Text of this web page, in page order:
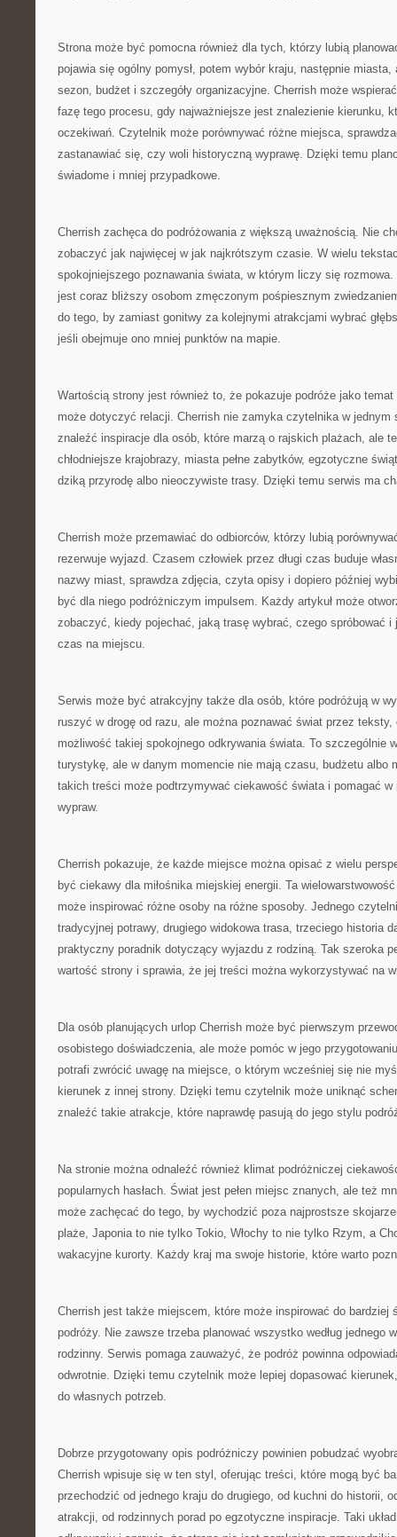
Strona może być pomocna również dla tych, którzy lubią
pojawia się ogólny pomysł, potem wybór kraju, następnie
sezon, budżet i szczegóły organizacyjne. Cherrish może
fazę tego procesu, gdy najważniejsze jest znalezienie kierunku,
oczekiwań. Czytelnik może porównywać różne miejsca,
zastanawiać się, czy woli historyczną wyprawę. Dzięki temu
świadome i mniej przypadkowe.
Cherrish zachęca do podróżowania z większą uważnością. Nie
zobaczyć jak najwięcej w jak najkrótszym czasie. W wielu
spokojniejszego poznawania świata, w którym liczy się rozmowa.
jest coraz bliższy osobom zmęczonym pośpiesznym
do tego, by zamiast gonitwy za kolejnymi atrakcjami wybrać
jeśli obejmuje ono mniej punktów na mapie.
Wartością strony jest również to, że pokazuje podróże jako
może dotyczyć relacji. Cherrish nie zamyka czytelnika w jednym
znaleźć inspiracje dla osób, które marzą o rajskich plażach, ale
chłodniejsze krajobrazy, miasta pełne zabytków, egzotyczne
dziką przyrodę albo nieoczywiste trasy. Dzięki temu serwis ma
Cherrish może przemawiać do odbiorców, którzy lubią
rezerwuje wyjazd. Czasem człowiek przez długi czas buduje
nazwy miast, sprawdza zdjęcia, czyta opisy i dopiero później
być dla niego podróżniczym impulsem. Każdy artykuł może
zobaczyć, kiedy pojechać, jaką trasę wybrać, czego spróbować
czas na miejscu.
Serwis może być atrakcyjny także dla osób, które podróżują w
ruszyć w drogę od razu, ale można poznawać świat przez
możliwość takiej spokojnego odkrywania świata. To szczególnie
turystykę, ale w danym momencie nie mają czasu, budżetu albo
takich treści może podtrzymywać ciekawość świata i pomagać w
wypraw.
Cherrish pokazuje, że każde miejsce można opisać z wielu
być ciekawy dla miłośnika miejskiej energii. Ta
może inspirować różne osoby na różne sposoby. Jednego
tradycyjnej potrawy, drugiego widokowa trasa, trzeciego historia
praktyczny poradnik dotyczący wyjazdu z rodziną. Tak szeroka
wartość strony i sprawia, że jej treści można wykorzystywać na
Dla osób planujących urlop Cherrish może być pierwszym
osobistego doświadczenia, ale może pomóc w jego
potrafi zwrócić uwagę na miejsce, o którym wcześniej się nie
kierunek z innej strony. Dzięki temu czytelnik może uniknąć
znaleźć takie atrakcje, które naprawdę pasują do jego stylu
Na stronie można odnaleźć również klimat podróżniczej
popularnych hasłach. Świat jest pełen miejsc znanych, ale też
może zachęcać do tego, by wychodzić poza najprostsze
plaże, Japonia to nie tylko Tokio, Włochy to nie tylko Rzym, a
wakacyjne kurorty. Każdy kraj ma swoje historie, które warto
Cherrish jest także miejscem, które może inspirować do bardziej
podróży. Nie zawsze trzeba planować wszystko według jednego
rodzinny. Serwis pomaga zauważyć, że podróż powinna
odwrotnie. Dzięki temu czytelnik może lepiej dopasować
do własnych potrzeb.
Dobrze przygotowany opis podróżniczy powinien pobudzać
Cherrish wpisuje się w ten styl, oferując treści, które mogą być
przechodzić od jednego kraju do drugiego, od kuchni do historii,
atrakcji, od rodzinnych porad po egzotyczne inspiracje. Taki